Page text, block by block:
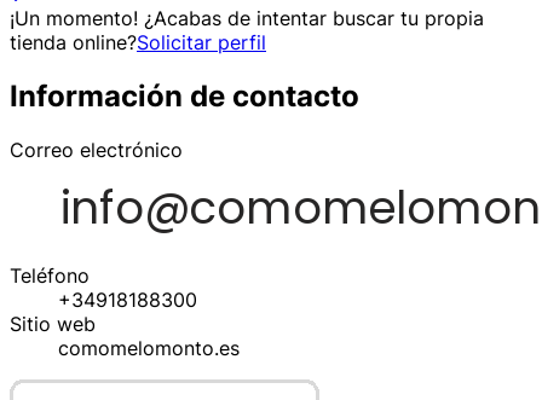
¡Un momento! ¿Acabas de intentar buscar tu propia
tienda online?Solicitar perfil
Información de contacto
Correo electrónico
Teléfono
+34918188300
Sitio web
comomelomonto.es